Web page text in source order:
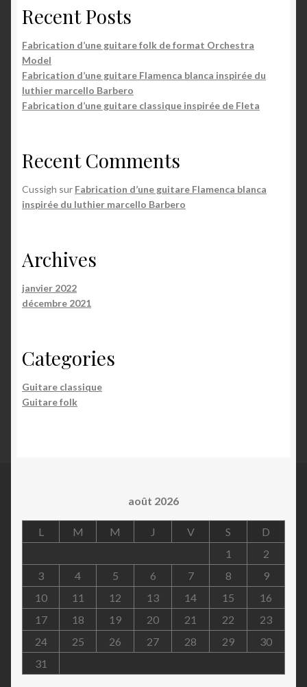
Recent Posts
Fabrication d’une guitare folk de format Orchestra
Model
Fabrication d’une guitare Flamenca blanca inspirée du
luthier marcello Barbero
Fabrication d’une guitare classique inspirée de Fleta
Recent Comments
Cussigh sur Fabrication d’une guitare Flamenca blanca
inspirée du luthier marcello Barbero
Archives
janvier 2022
décembre 2021
Categories
Guitare classique
Guitare folk
août 2026
L M M J V S
D
1
2
3
4 5 6 7 8
9
10
11 12 13 14 15
16
17
18 19 20 21 22
23
24
25 26 27 28 29
30
31